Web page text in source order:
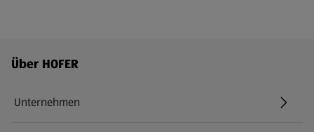
Fußzeilenmenü - weitere Links
Über HOFER
Unternehmen